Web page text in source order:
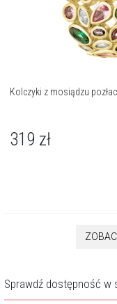
Kolczyki z mosiądzu
319 zł
Sprawdź dostępność w